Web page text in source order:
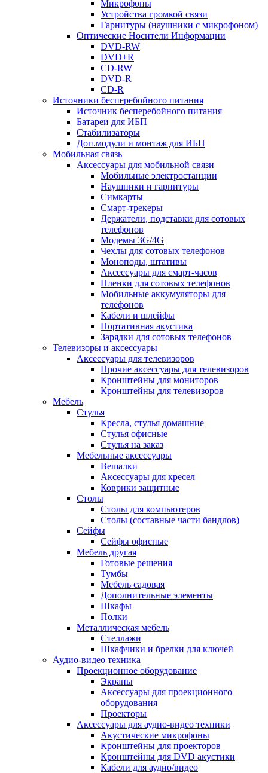
Микрофоны
Устройства громкой связи
Гарнитуры (наушники с микрофоном)
Оптические Носители Информации
DVD-RW
DVD+R
CD-RW
DVD-R
CD-R
Источники бесперебойного питания
Источник бесперебойного питания
Батареи для ИБП
Стабилизаторы
Доп.модули и монтаж для ИБП
Мобильная связь
Аксессуары для мобильной связи
Мобильные электростанции
Наушники и гарнитуры
Симкарты
Смарт-трекеры
Держатели, подставки для сотовых
телефонов
Модемы 3G/4G
Чехлы для сотовых телефонов
Моноподы, штативы
Аксессуары для смарт-часов
Пленки для сотовых телефонов
Мобильные аккумуляторы для
телефонов
Кабели и шлейфы
Портативная акустика
Зарядки для сотовых телефонов
Телевизоры и аксессуары
Аксессуары для телевизоров
Прочие аксессуары для телевизоров
Кронштейны для мониторов
Кронштейны для телевизоров
Мебель
Стулья
Кресла, стулья домашние
Стулья офисные
Стулья на заказ
Мебельные аксессуары
Вешалки
Аксессуары для кресел
Коврики защитные
Столы
Столы для компьютеров
Столы (составные части бандлов)
Сейфы
Сейфы офисные
Мебель другая
Готовые решения
Тумбы
Мебель садовая
Дополнительные элементы
Шкафы
Полки
Металлическая мебель
Стеллажи
Шкафчики и брелки для ключей
Аудио-видео техника
Проекционное оборудование
Экраны
Аксессуары для проекционного
оборудования
Проекторы
Аксессуары для аудио-видео техники
Акустические микрофоны
Кронштейны для проекторов
Кронштейны для DVD акустики
Кабели для аудио/видео